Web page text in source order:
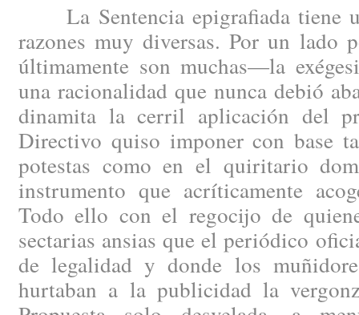
La Sentencia epigrafiada tiene
razones muy diversas. Por un lado
últimamente son muchas—la
una racionalidad que nunca debió
dinamita la cerril aplicación del
Directivo quiso imponer con base
potestas como en el quiritario
instrumento que acríticamente
Todo ello con el regocijo de
sectarias ansias que el periódico
de legalidad y donde los
hurtaban a la publicidad la